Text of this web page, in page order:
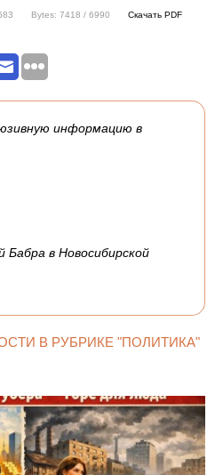
Bytes: 7418 / 6990 Скачать PDF
информацию в
Бабра в Новосибирской
В РУБРИКЕ "ПОЛИТИКА"